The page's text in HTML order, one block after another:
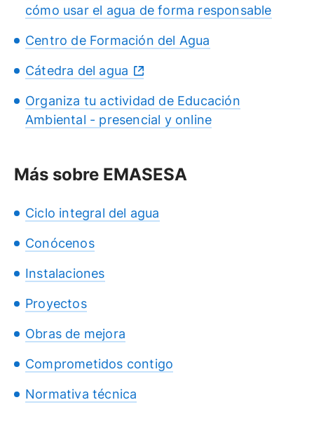
cómo usar el agua de forma responsable
Centro de Formación del Agua
Cátedra del agua
Organiza tu actividad de Educación
Ambiental - presencial y online
Más sobre EMASESA
Ciclo integral del agua
Conócenos
Instalaciones
Proyectos
Obras de mejora
Comprometidos contigo
Normativa técnica